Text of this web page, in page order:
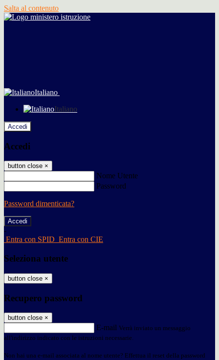
Salta al contenuto
Italiano
Italiano
Accedi
Accedi
button close ×
Nome Utente
Password
Password dimenticata?
-
Entra con SPID Entra con CIE
Seleziona utente
button close ×
Recupero password
button close ×
E-mail Verrà inviato un messaggio
all'indirizzo indicato con le istruzioni necessarie.
Non hai una e-mail associata al nome utente? Effettua il reset della password